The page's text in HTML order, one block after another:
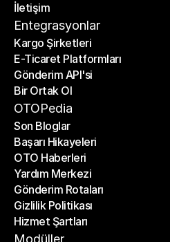
Fiyat Hesaplayıcı
İletişim
İletişim
Entegrasyonlar
Kargo Şirketleri
Kargo Şirketleri
E-Ticaret Platformları
E-Ticaret Platformları
Gönderim API'si
Gönderim API'si
Bir Ortak Ol
Bir Ortak Ol
OTOPedia
Son Bloglar
Son Bloglar
Başarı Hikayeleri
Başarı Hikayeleri
OTO Haberleri
OTO Haberleri
Yardım Merkezi
Yardım Merkezi
Gönderim Rotaları
Gönderim Rotaları
Gizlilik Politikası
Gizlilik Politikası
Hizmet Şartları
Hizmet Şartları
Modüller